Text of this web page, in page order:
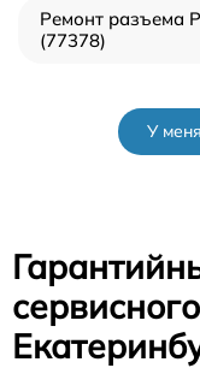
Ремонт разъема
(77378)
У